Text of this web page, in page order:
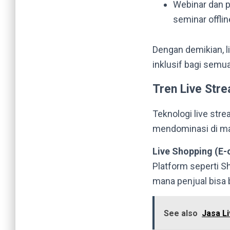
Webinar dan
seminar
Dengan demikian,
inklusif bagi
Tren Live
Teknologi live
mendominasi di
Live Shopping
Platform seperti
mana penjual
See also Jasa